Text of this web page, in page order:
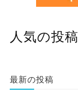
人気の投稿
最新の投稿